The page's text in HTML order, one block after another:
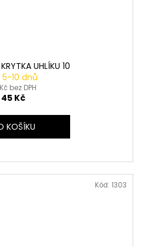
UHLÍKU 10
5-10 dnů
bez DPH
45 Kč
KOŠÍKU
Kód: 1303